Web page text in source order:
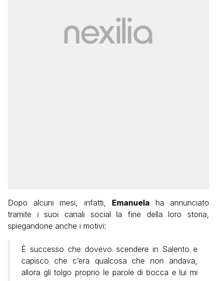
Dopo alcuni mesi, infatti, Emanuela ha annunciato
tramite i suoi canali social la fine della loro storia,
spiegandone anche i motivi:
È successo che dovevo scendere in Salento e
capisco che c’era qualcosa che non andava,
allora gli tolgo proprio le parole di bocca e lui mi